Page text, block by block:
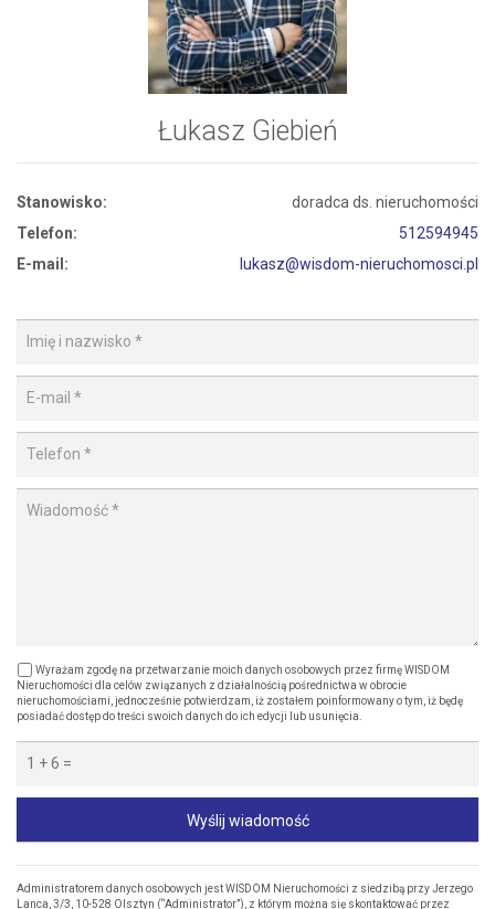
Łukasz Giebień
Stanowisko:
doradca ds. nieruchomości
Telefon:
512594945
E-mail:
lukasz@wisdom-nieruchomosci.pl
Wyrażam zgodę na przetwarzanie moich danych osobowych przez firmę WISDOM
Nieruchomości dla celów związanych z działalnością pośrednictwa w obrocie
nieruchomościami, jednocześnie potwierdzam, iż zostałem poinformowany o tym, iż będę
posiadać dostęp do treści swoich danych do ich edycji lub usunięcia.
Wyślij wiadomość
Administratorem danych osobowych jest WISDOM Nieruchomości z siedzibą przy Jerzego
Lanca, 3/3, 10-528 Olsztyn (“Administrator”), z którym można się skontaktować przez